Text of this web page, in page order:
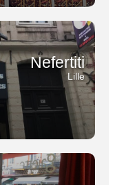
Nefertiti
Lille